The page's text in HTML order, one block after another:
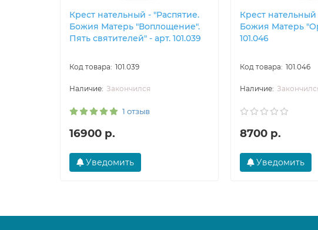
Крест нательный - "Распятие.
Божия Матерь "Воплощение".
Пять святителей" - арт. 101.039
101.039
Закончился
1 отзыв
16900 р.
Уведомить
Крест нательный
Божия Матерь
101.046
101.046
8700 р.
Уведомить